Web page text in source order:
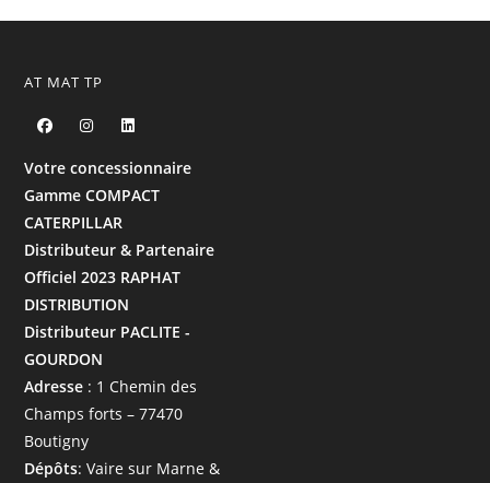
AT MAT TP
Votre concessionnaire
Gamme COMPACT
CATERPILLAR
Distributeur & Partenaire
Officiel 2023 RAPHAT
DISTRIBUTION
Distributeur PACLITE -
GOURDON
Adresse : 1 Chemin des
Champs forts – 77470
Boutigny
Dépôts: Vaire sur Marne &